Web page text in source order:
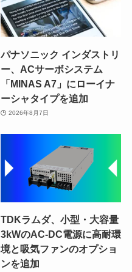
パナソニック インダストリ
ー、ACサーボシステム
「MINAS A7」にローイナ
ーシャタイプを追加
2026年8月7日
TDKラムダ、小型・大容量
3kWのAC-DC電源に高耐環
境と吸気ファンのオプショ
ンを追加